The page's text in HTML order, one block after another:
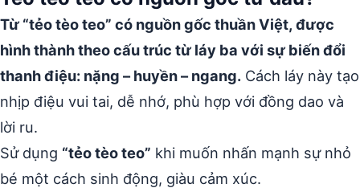
Từ “tẻo tèo teo” có nguồn gốc thuần Việt, được
hình thành theo cấu trúc từ láy ba với sự biến đổi
thanh điệu: nặng – huyền – ngang. Cách láy này tạo
nhịp điệu vui tai, dễ nhớ, phù hợp với đồng dao và
lời ru.
Sử dụng “tẻo tèo teo” khi muốn nhấn mạnh sự nhỏ
bé một cách sinh động, giàu cảm xúc.